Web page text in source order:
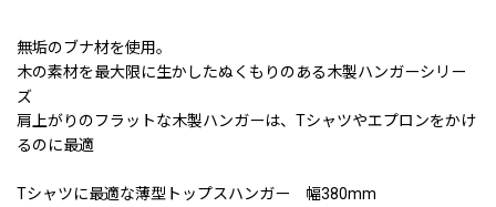
無垢のブナ材を使用。
木の素材を最大限に生かしたぬくもりのある木製ハンガーシリー
ズ
肩上がりのフラットな木製ハンガーは、Tシャツやエプロンをかけ
るのに最適
Tシャツに最適な薄型トップスハンガー 幅380mm